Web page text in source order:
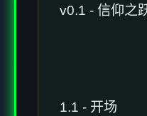
v0.1 - 信仰之
1.1 - 开场